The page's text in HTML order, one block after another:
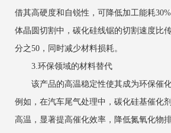
借其高硬度和自锐性，可降低加工能耗
体晶圆切割中，碳化硅线锯的切割速度比
分之50，同时减少材料损耗。
3.环保领域的材料替代
该产品的高温稳定性使其成为环保催化
例如，在汽车尾气处理中，碳化硅基催化
高温，显著提高催化效率，降低氮氧化物排